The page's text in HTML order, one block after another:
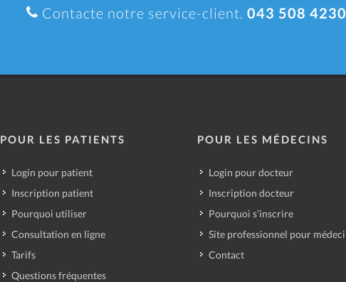
Contacte notre service-client. 043 508 4230
POUR LES PATIENTS
Login pour patient
Inscription patient
Pourquoi utiliser
Consultation en ligne
Tarifs
Questions fréquentes
POUR LES MÉDECINS
Login pour docteur
Inscription docteur
Pourquoi s’inscrire
Site professionnel pour
Contact